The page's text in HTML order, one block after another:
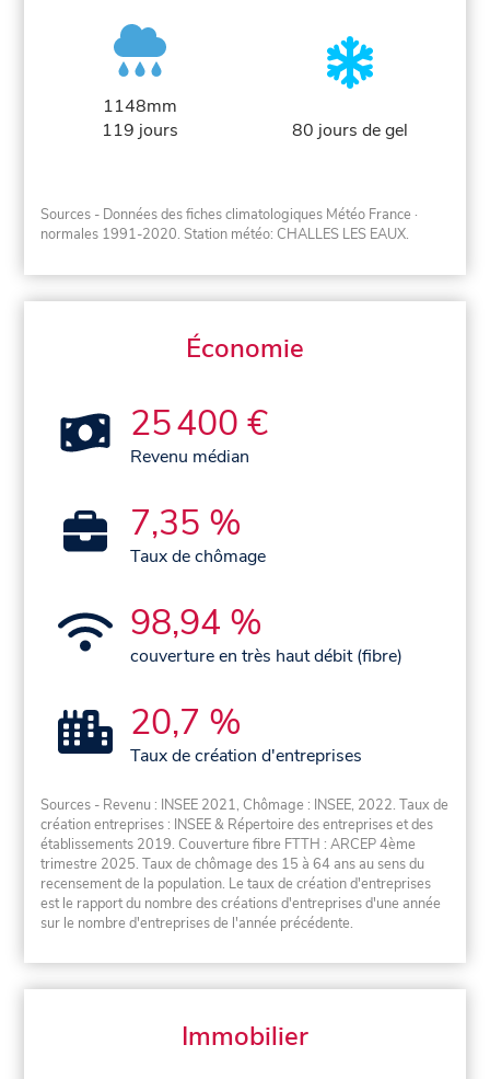
1148mm
119 jours
80 jours de gel
Sources - Données des fiches climatologiques Météo France ·
normales 1991-2020. Station météo: CHALLES LES EAUX.
Économie
25 400 €
Revenu médian
7,35 %
Taux de chômage
98,94 %
couverture en très haut débit (fibre)
20,7 %
Taux de création d'entreprises
Sources - Revenu : INSEE 2021, Chômage : INSEE, 2022. Taux de
création entreprises : INSEE & Répertoire des entreprises et des
établissements 2019. Couverture fibre FTTH : ARCEP 4ème
trimestre 2025. Taux de chômage des 15 à 64 ans au sens du
recensement de la population. Le taux de création d'entreprises
est le rapport du nombre des créations d'entreprises d'une année
sur le nombre d'entreprises de l'année précédente.
Immobilier